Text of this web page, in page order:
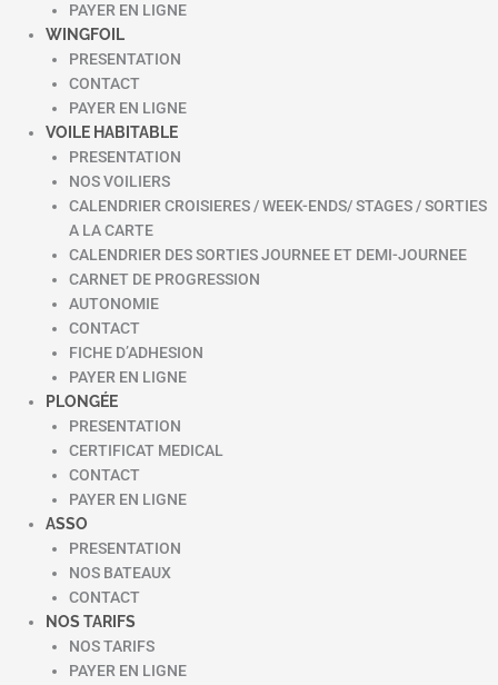
PAYER EN LIGNE
WINGFOIL
PRESENTATION
CONTACT
PAYER EN LIGNE
VOILE HABITABLE
PRESENTATION
NOS VOILIERS
CALENDRIER CROISIERES / WEEK-ENDS/ STAGES / SORTIES
A LA CARTE
CALENDRIER DES SORTIES JOURNEE ET DEMI-JOURNEE
CARNET DE PROGRESSION
AUTONOMIE
CONTACT
FICHE D’ADHESION
PAYER EN LIGNE
PLONGÉE
PRESENTATION
CERTIFICAT MEDICAL
CONTACT
PAYER EN LIGNE
ASSO
PRESENTATION
NOS BATEAUX
CONTACT
NOS TARIFS
NOS TARIFS
PAYER EN LIGNE